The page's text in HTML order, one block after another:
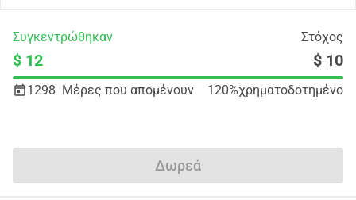
Συγκεντρώθηκαν Στόχος
$ 12 $ 10
1298 Μέρες που απομένουν 120%χρηματοδοτημένο
Δωρεά